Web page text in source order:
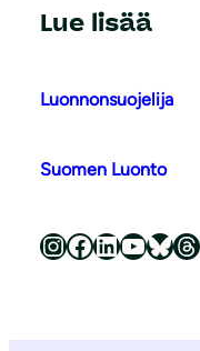
Lue lisää
Luonnonsuojelija
Suomen Luonto
Luonnonsuojeluliitto Instagramissa Luonnonsuojeluliitto Facebookissa Luonnonsuojeluliitto LinkedInissä Luonnonsuojeluliiton YouTube-kanava Luonnonsuojeluliitto Blueskyssa Luonnonsuojeluliitto Threadsissa